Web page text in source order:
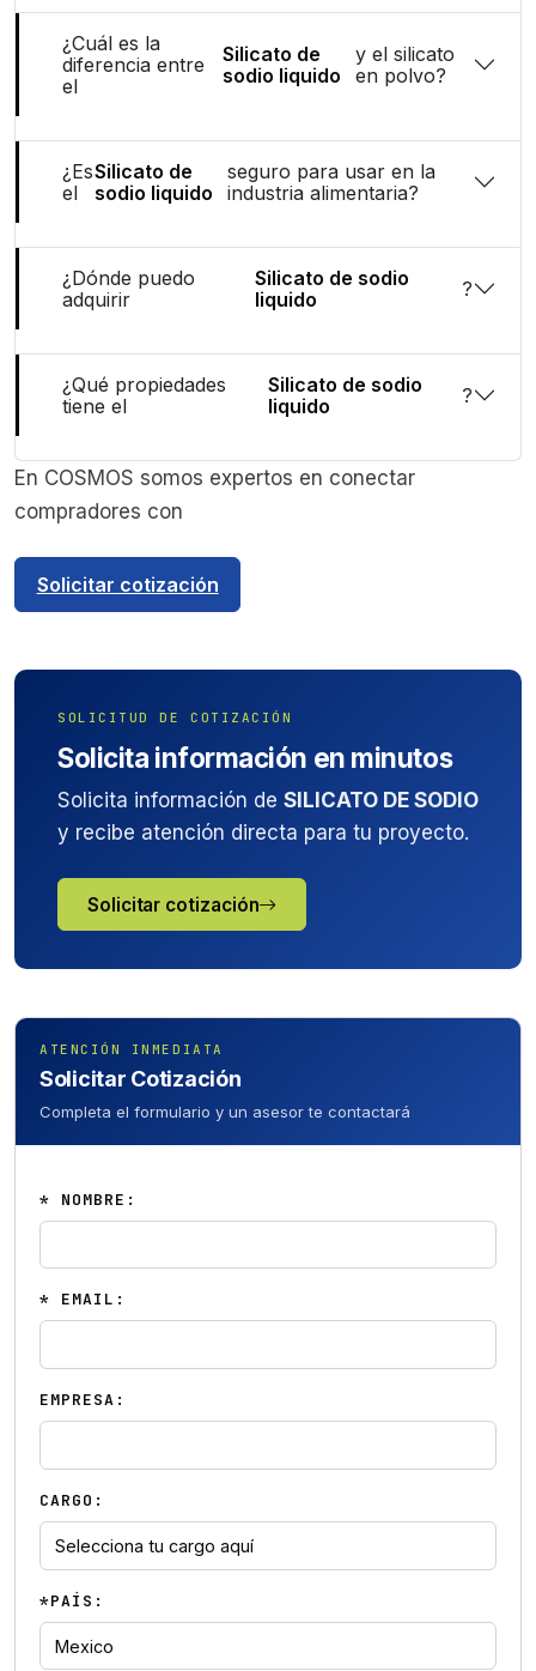
¿Cuál es la
diferencia entre
el
Silicato de
sodio liquido
y el silicato
en polvo?
¿Es
el
Silicato de
sodio liquido
seguro para usar en la
industria alimentaria?
¿Dónde puedo
adquirir
Silicato de sodio
liquido
?
¿Qué propiedades
tiene el
Silicato de sodio
liquido
?
En COSMOS somos expertos en conectar
compradores con
Solicitar cotización
SOLICITUD DE COTIZACIÓN
Solicita información en minutos
Solicita información de SILICATO DE SODIO
y recibe atención directa para tu proyecto.
Solicitar cotización
ATENCIÓN INMEDIATA
Solicitar Cotización
Completa el formulario y un asesor te contactará
* NOMBRE:
* EMAIL:
EMPRESA:
CARGO:
*PAÍS: